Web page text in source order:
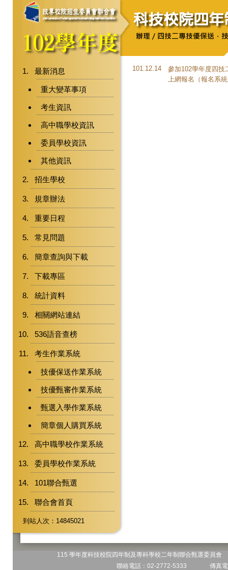
最新消息
重大變革事項
考生資訊
高中職學校資訊
委員學校資訊
其他資訊
招生學校
規章辦法
重要日程
常見問題
簡章查詢與下載
下載專區
統計資料
相關網站連結
536語音查榜
考生作業系統
技優保送作業系統
技優甄審作業系統
甄選入學作業系統
簡章個人購買系統
高中職學校作業系統
委員學校作業系統
101聯合甄選
聯合會首頁
到站人次：14845021
101.12.14
參加102學年度四技
上網報名（報名系
115 學年度科技校院四年制及專科學校二年制聯合甄選委員
聯絡電話：02-2772-5333 傳真